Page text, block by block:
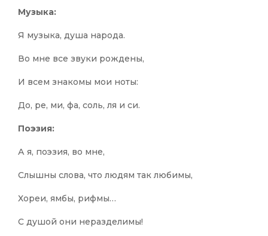
Музыка:
Я музыка, душа народа.
Во мне все звуки рождены,
И всем знакомы мои ноты:
До, ре, ми, фа, соль, ля и си.
Поэзия:
А я, поэзия, во мне,
Слышны слова, что людям так любимы,
Хореи, ямбы, рифмы…
С душой они неразделимы!